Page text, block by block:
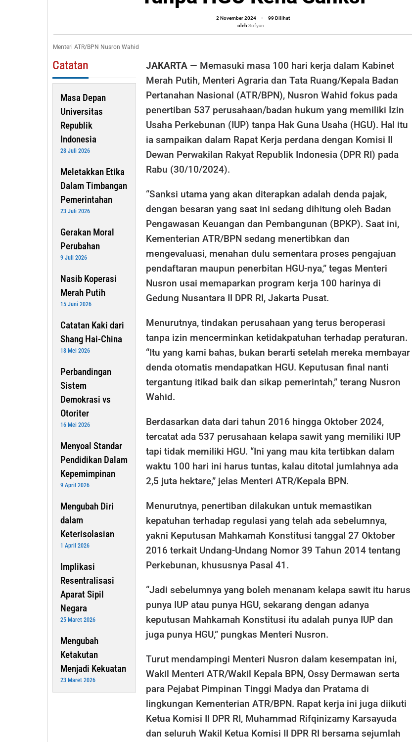
HGU
Kena
2 November 2024
oleh
Sofyan
-
99 Dilihat
oleh Sofyan
Menteri ATR/BPN Nusron Wahid
Catatan
Masa Depan
Universitas
Republik
Indonesia
28 Juli 2026
Meletakkan Etika
Dalam Timbangan
Pemerintahan
23 Juli 2026
Gerakan Moral
Perubahan
9 Juli 2026
Nasib Koperasi
Merah Putih
15 Juni 2026
Catatan Kaki dari
Shang Hai-China
18 Mei 2026
Perbandingan
Sistem
Demokrasi vs
Otoriter
16 Mei 2026
Menyoal Standar
Pendidikan Dalam
Kepemimpinan
9 April 2026
Mengubah Diri
dalam
Keterisolasian
1 April 2026
Implikasi
Resentralisasi
Aparat Sipil
Negara
25 Maret 2026
Mengubah
Ketakutan
Menjadi Kekuatan
23 Maret 2026
JAKARTA— Memasuki masa 100 hari kerja dalam Kabinet
Merah Putih, Menteri Agraria dan Tata Ruang/Kepala Badan
Pertanahan Nasional (ATR/BPN), Nusron Wahid fokus pada
penertiban 537 perusahaan/badan hukum yang memiliki Izin
Usaha Perkebunan (IUP) tanpa Hak Guna Usaha (HGU). Hal itu
ia sampaikan dalam Rapat Kerja perdana dengan Komisi II
Dewan Perwakilan Rakyat Republik Indonesia (DPR RI) pada
Rabu (30/10/2024).
“Sanksi utama yang akan diterapkan adalah denda pajak,
dengan besaran yang saat ini sedang dihitung oleh Badan
Pengawasan Keuangan dan Pembangunan (BPKP). Saat ini,
Kementerian ATR/BPN sedang menertibkan dan
mengevaluasi, menahan dulu sementara proses pengajuan
pendaftaran maupun penerbitan HGU-nya,” tegas Menteri
Nusron usai memaparkan program kerja 100 harinya di
Gedung Nusantara II DPR RI, Jakarta Pusat.
Menurutnya, tindakan perusahaan yang terus beroperasi
tanpa izin mencerminkan ketidakpatuhan terhadap peraturan.
“Itu yang kami bahas, bukan berarti setelah mereka membayar
denda otomatis mendapatkan HGU. Keputusan final nanti
tergantung itikad baik dan sikap pemerintah,” terang Nusron
Wahid.
Berdasarkan data dari tahun 2016 hingga Oktober 2024,
tercatat ada 537 perusahaan kelapa sawit yang memiliki IUP
tapi tidak memiliki HGU. “Ini yang mau kita tertibkan dalam
waktu 100 hari ini harus tuntas, kalau ditotal jumlahnya ada
2,5 juta hektare,” jelas Menteri ATR/Kepala BPN.
Menurutnya, penertiban dilakukan untuk memastikan
kepatuhan terhadap regulasi yang telah ada sebelumnya,
yakni Keputusan Mahkamah Konstitusi tanggal 27 Oktober
2016 terkait Undang-Undang Nomor 39 Tahun 2014 tentang
Perkebunan, khususnya Pasal 41.
“Jadi sebelumnya yang boleh menanam kelapa sawit itu harus
punya IUP atau punya HGU, sekarang dengan adanya
keputusan Mahkamah Konstitusi itu adalah punya IUP dan
juga punya HGU,” pungkas Menteri Nusron.
Turut mendampingi Menteri Nusron dalam kesempatan ini,
Wakil Menteri ATR/Wakil Kepala BPN, Ossy Dermawan serta
para Pejabat Pimpinan Tinggi Madya dan Pratama di
lingkungan Kementerian ATR/BPN. Rapat kerja ini juga diikuti
Ketua Komisi II DPR RI, Muhammad Rifqinizamy Karsayuda
dan seluruh Wakil Ketua Komisi II DPR RI bersama sejumlah